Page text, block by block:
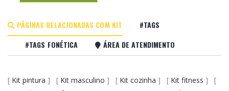
PÁGINAS RELACIONADAS COM KIT
#TAGS
#TAGS FONÉTICA
ÁREA DE ATENDIMENTO
[ Kit pintura ] [ Kit masculino ] [ Kit cozinha ] [ Kit fitness ] [